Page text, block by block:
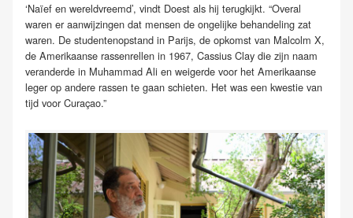
‘Naïef en wereldvreemd’, vindt Doest als hij terugkijkt. “Overal
waren er aanwijzingen dat mensen de ongelijke behandeling zat
waren. De studentenopstand in Parijs, de opkomst van Malcolm X,
de Amerikaanse rassenrellen in 1967, Cassius Clay die zijn naam
veranderde in Muhammad Ali en weigerde voor het Amerikaanse
leger op andere rassen te gaan schieten. Het was een kwestie van
tijd voor Curaçao.”